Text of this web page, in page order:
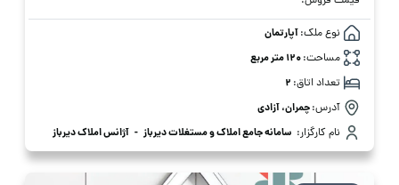
نوع ملک:آپارتمان
مساحت:120 متر مربع
تعداد اتاق: 2
آدرس:چمران، آزادی
نام کارگزار: سامانه جامع املاک و مستغلات دیرباز - آژانس املاک دیرباز